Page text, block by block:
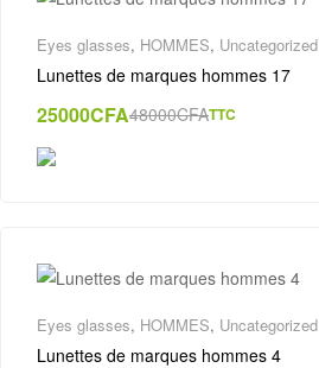
Eyes glasses, HOMMES, Uncategorized
Lunettes de marques hommes 17
48000CFA
25000CFA TTC
Eyes glasses, HOMMES, Uncategorized
Lunettes de marques hommes 4